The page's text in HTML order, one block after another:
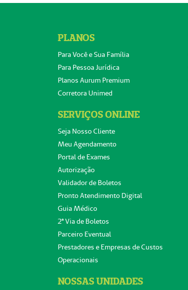
PLANOS
Para Você e Sua Família
Para Pessoa Jurídica
Planos Aurum Premium
Corretora Unimed
SERVIÇOS ONLINE
Seja Nosso Cliente
Meu Agendamento
Portal de Exames
Autorização
Validador de Boletos
Pronto Atendimento Digital
Guia Médico
2ª Via de Boletos
Parceiro Eventual
Prestadores e Empresas de Custos
Operacionais
NOSSAS UNIDADES